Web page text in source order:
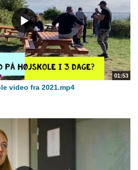
01:53
video fra 2021.mp4